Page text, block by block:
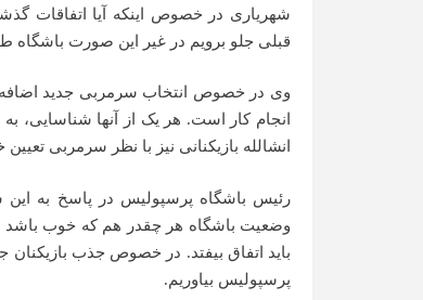
شهریاری در خصوص اینکه آیا اتفاقات
قبلی جلو برویم در غیر این صورت باشگاه
وی در خصوص انتخاب سرمربی جدید اضافه
انجام کار است. هر یک از آنها
انشالله بازیکنانی نیز با نظر سرمربی
رئیس باشگاه پرسپولیس در پاسخ به
وضعیت باشگاه هر چقدر هم که خوب باشد
باید اتفاق بیفتد. در خصوص جذب
پرسپولیس بیاوریم.